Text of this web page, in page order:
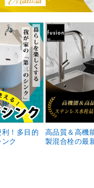
！多目的
ク
高品質＆高機
製混合栓の最